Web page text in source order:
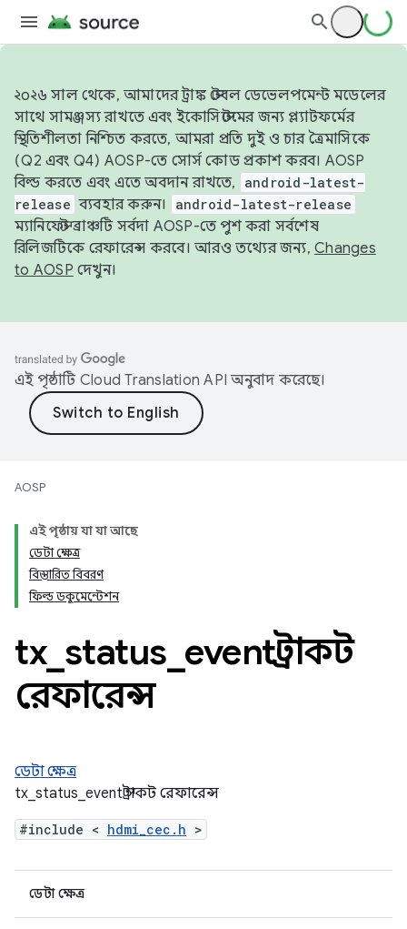
২০২৬ সাল থেকে, আমাদের ট্রাঙ্ক স্টেবল ডেভেলপমেন্ট মডেলের
সাথে সামঞ্জস্য রাখতে এবং ইকোসিস্টেমের জন্য প্ল্যাটফর্মের
স্থিতিশীলতা নিশ্চিত করতে, আমরা প্রতি দুই ও চার ত্রৈমাসিকে
(Q2 এবং Q4) AOSP-তে সোর্স কোড প্রকাশ করব। AOSP
বিল্ড করতে এবং এতে অবদান রাখতে,
android-latest-
release ব্যবহার করুন। android-latest-release
ম্যানিফেস্ট ব্রাঞ্চটি সর্বদা AOSP-তে পুশ করা সর্বশেষ
রিলিজটিকে রেফারেন্স করবে। আরও তথ্যের জন্য, Changes
to AOSP দেখুন।
এই পৃষ্ঠাটি Cloud Translation API অনুবাদ করেছে।
AOSP
এই পৃষ্ঠায় যা যা আছে
ডেটা ক্ষেত্র
বিস্তারিত বিবরণ
ফিল্ড ডকুমেন্টেশন
tx_ status event স্ট্রাকট
রেফারেন্স
ডেটা ক্ষেত্র
tx_status_event স্ট্রাকট রেফারেন্স
#include < hdmi_cec.h >
ডেটা ক্ষেত্র